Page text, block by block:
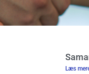
Læs